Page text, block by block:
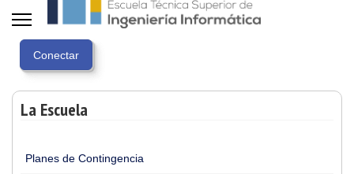
La Escuela
Planes de Contingencia